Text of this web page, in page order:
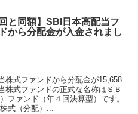
回と同額】SBI日本高配当フ
から分配金が入金されまし
式ファンドから分配金が15,658
株式ファンドの正式な名称はＳＢ
ファンド（年４回決算型）です。
式（分配）...